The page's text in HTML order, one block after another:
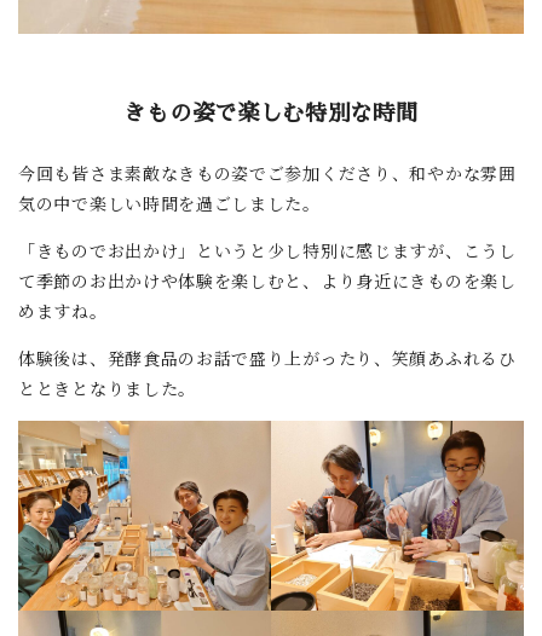
きもの姿で楽しむ特別な時間
今回も皆さま素敵なきもの姿でご参加くださり、和やかな雰囲
気の中で楽しい時間を過ごしました。
「きものでお出かけ」というと少し特別に感じますが、こうし
て季節のお出かけや体験を楽しむと、より身近にきものを楽し
めますね。
体験後は、発酵食品のお話で盛り上がったり、笑顔あふれるひ
とときとなりました。